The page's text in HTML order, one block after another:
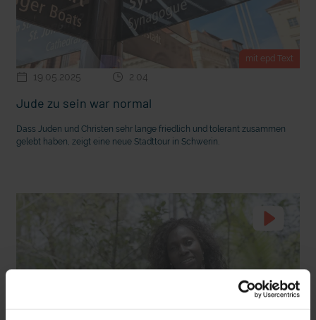
mit epd Text
19.05.2025 2:04
Jude zu sein war normal
Dass Juden und Christen sehr lange friedlich und tolerant zusammen
gelebt haben, zeigt eine neue Stadttour in Schwerin.